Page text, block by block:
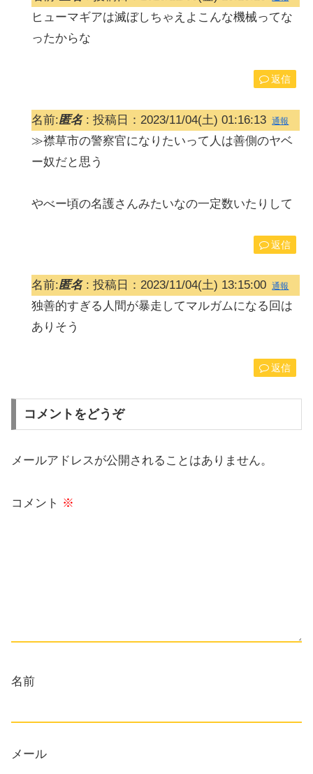
ヒューマギアは滅ぼしちゃえよこんな機械ってな
ったからな
返信
名前:匿名: 投稿日：2023/11/04(土) 01:16:13 通報
≫襟草市の警察官になりたいって人は善側のヤベ
ー奴だと思う
やべー頃の名護さんみたいなの一定数いたりして
返信
名前:匿名: 投稿日：2023/11/04(土) 13:15:00 通報
独善的すぎる人間が暴走してマルガムになる回は
ありそう
返信
コメントをどうぞ
メールアドレスが公開されることはありません。
コメント ※
名前
メール